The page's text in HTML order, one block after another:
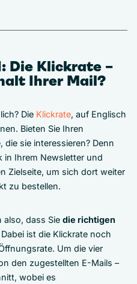
Die Klickrate –
Ihrer Mail?
Die Klickrate, auf Englisch
Bieten Sie Ihren
sie interessieren? Denn
in Ihrem Newsletter und
Zielseite, um sich dort weiter
zu bestellen.
also, dass Sie die richtigen
Dabei ist die Klickrate noch
Um die vier
den zugestellten E-Mails –
wobei es